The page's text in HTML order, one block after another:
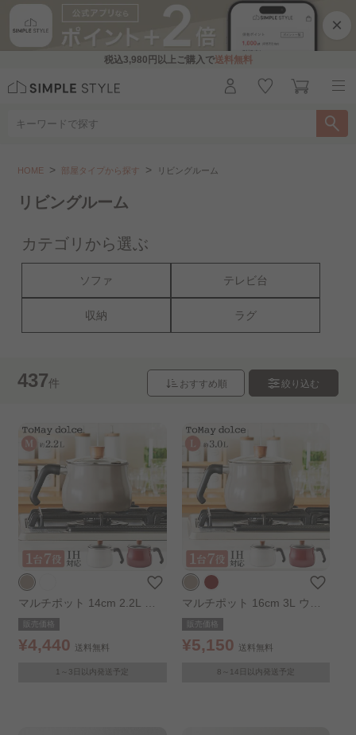
×
税込3,980円 以上ご購入で送料無料
HOME 部屋タイプから探す リビングルーム
ダイニングルーム
キッズルーム 押し入れ・クローゼット..
洗面所・バスルーム 玄関・エクステリア
リビングルーム
カテゴリから選ぶ
ソファ テレビ台
収納 ラグ
437件 おすすめ順 絞り込む
マルチポット 14cm 2.2L ウ
ォームグレー
販売価格
¥4,440 送料無料
1～3日以内発送予定
マルチポット 16cm 3L ウォ
ームグレー
販売価格
¥5,150 送料無料
8～14日以内発送予定